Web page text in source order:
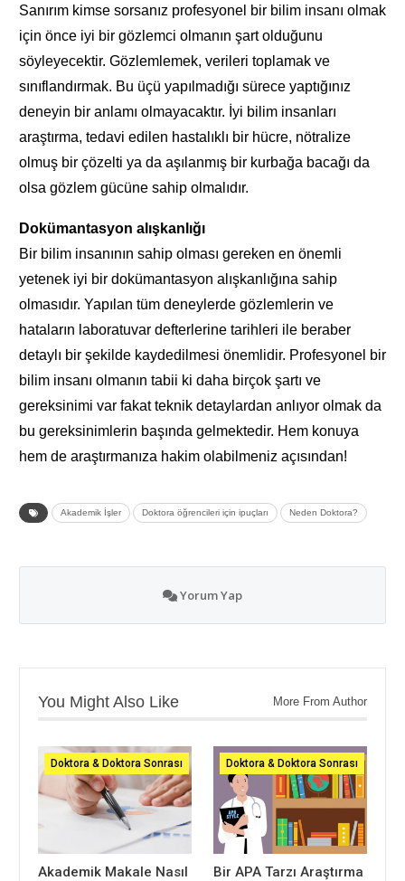
Sanırım kimse sorsanız profesyonel bir bilim insanı olmak
için önce iyi bir gözlemci olmanın şart olduğunu
söyleyecektir. Gözlemlemek, verileri toplamak ve
sınıflandırmak. Bu üçü yapılmadığı sürece yaptığınız
deneyin bir anlamı olmayacaktır. İyi bilim insanları
araştırma, tedavi edilen hastalıklı bir hücre, nötralize
olmuş bir çözelti ya da aşılanmış bir kurbağa bacağı da
olsa gözlem gücüne sahip olmalıdır.
Dokümantasyon alışkanlığı
Bir bilim insanının sahip olması gereken en önemli
yetenek iyi bir dokümantasyon alışkanlığına sahip
olmasıdır. Yapılan tüm deneylerde gözlemlerin ve
hataların laboratuvar defterlerine tarihleri ile beraber
detaylı bir şekilde kaydedilmesi önemlidir. Profesyonel bir
bilim insanı olmanın tabii ki daha birçok şartı ve
gereksinimi var fakat teknik detaylardan anlıyor olmak da
bu gereksinimlerin başında gelmektedir. Hem konuya
hem de araştırmanıza hakim olabilmeniz açısından!
Akademik İşler Doktora öğrencileri için ipuçları Neden Doktora?
Yorum Yap
You Might Also Like More From Author
Doktora & Doktora Sonrası
Akademik Makale Nasıl
Doktora & Doktora Sonrası
Bir APA Tarzı Araştırma